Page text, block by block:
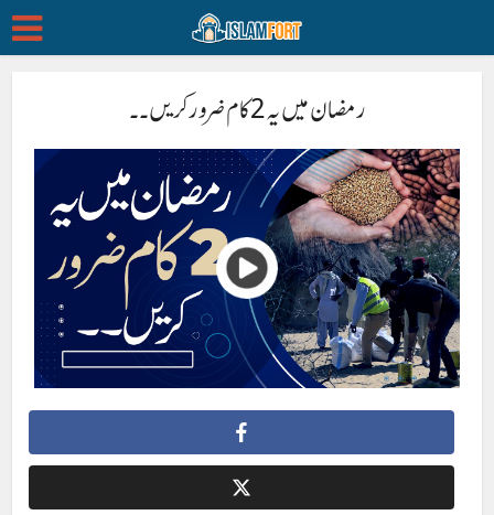
رمضان میں یہ 2 کام ضرور کریں۔۔